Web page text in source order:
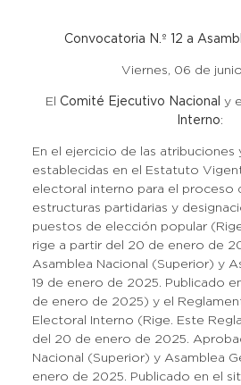
Convocatoria N.º 12 a
Viernes, 06 de
El Comité Ejecutivo Nacional y
Interno:
En el ejercicio de las atribuciones
establecidas en el Estatuto
electoral interno para el proceso
estructuras partidarias y
puestos de elección popular
rige a partir del 20 de enero de
Asamblea Nacional (Superior) y
19 de enero de 2025. Publicado
de enero de 2025) y el
Electoral Interno (Rige. Este
del 20 de enero de 2025.
Nacional (Superior) y Asamblea
enero de 2025. Publicado en el